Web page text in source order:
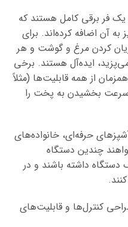
یک فر برقی کامل هستند که
به آن اضافه کرده‌اند. برای
کردن مرغ و گوشت و هر
ایده‌آل هستند. برخی
از همه قابلیت‌ها (مثلاً
سرعت بخشیدن به پخت را
حرفه‌ای، خانواده‌های
چندین دستگاه
دستگاه داشته باشند و در
کنترل‌ها و قابلیت‌های